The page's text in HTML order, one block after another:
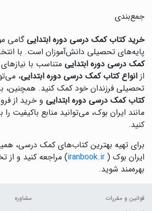
جمع‌بندی
خرید کتاب کمک درسی دوره ابتدایی گامی
پایه‌های تحصیلی دانش‌آموزان است. با
کمک درسی دوره ابتدایی متناسب با
از انواع کتاب کمک درسی دوره ابتدایی،
تحصیلی فرزندان خود کمک کنید. همچنین،
کتاب کمک درسی دوره ابتدایی و خرید از
مانند ایران بوک، می‌توانید منابع باکیفیت
کنید.
برای تهیه بهترین کتاب‌های کمک درسی،
ایران بوک ( iranbook.ir) مراجعه کنید و از
بهره‌مند شوید.
قوانین و مقررات
مشاوره